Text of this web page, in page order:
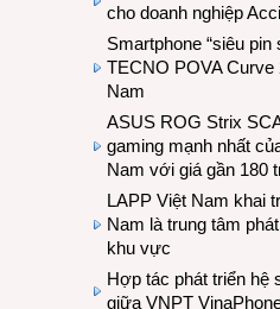
cho doanh nghiệp
Smartphone “siêu pin
TECNO POVA Curve
Nam
ASUS ROG Strix
gaming mạnh nhất
Nam với giá gần 180
LAPP Việt Nam khai
Nam là trung tâm
khu vực
Hợp tác phát triển hệ
giữa VNPT